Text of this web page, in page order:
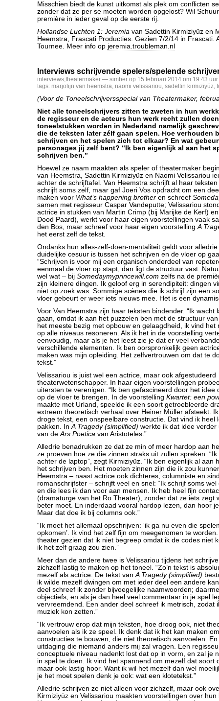
Misschien biedt de kunst uitkomst als plek om conflicten
zonder dat ze per se moeten worden opgelost? Wil
première in ieder geval op de eerste rij.
Hollandse Luchten 1: Jeremia van Sadettin Kirmiziyüz en
Heemstra, Frascati Producties. Gezien 7/2/14 in Frascati.
Tournee. Meer info op jeremia.troubleman.nl
Interviews schrijvende spelers/spelende
interviews,theatermaker — simber op 15 februari 2014 om 19:43 uur
tags: marjolijn van heemstra, naomi velissariou, sadettin kirmiziyüz,
(Voor de Toneelschrijversspecial van Theatermaker,
Niet alle toneelschrijvers zitten te zweten in hun
de regisseur en de acteurs hun werk recht zullen
toneelstukken worden in Nederland namelijk
die de teksten later zélf gaan spelen. Hoe verhouden
schrijven en het spelen zich tot elkaar? En wat
personages jij zelf bent? “Ik ben eigenlijk al aan het
schrijven ben.”
Hoewel ze naam maakten als speler of theatermaker
van Heemstra, Sadettin Kirmiziyüz en Naomi Velissariou
achter de schrijftafel. Van Heemstra schrijft al haar
schrijft soms zelf, maar gaf Joeri Vos opdracht om een
maken voor What’s happening brother en schreef
samen met regisseur Caspar Vandeputte; Velissariou
actrice in stukken van Martin Crimp (bij Marijke de Kerf)
Dood Paard), werkt voor haar eigen voorstellingen vaak
den Bos, maar schreef voor haar eigen voorstellingA
het eerst zelf de tekst.
Ondanks hun alles-zelf-doen-mentaliteit geldt voor
duidelijke cesuur is tussen het schrijven en de vloer op
“Schrijven is voor mij een organisch onderdeel van
eenmaal de vloer op stapt, dan ligt de structuur vast.
wel wat – bij Somedaymyprincewill.com zelfs na de
zijn kleinere dingen. Ik geloof erg in serendipiteit: dingen
niet op zoek was. Sommige scènes die ik schrijf zijn een
vloer gebeurt er weer iets nieuws mee. Het is een
Voor Van Heemstra zijn haar teksten bindender. “Ik wacht
gaan, omdat ik aan het puzzelen ben met de structuur
het meeste bezig met opbouw en gelaagdheid, ik vind het
op alle niveaus resoneren. Als ik het in de voorstelling
eenvoudig, maar als je het leest zie je dat er veel
verschillende elementen. Ik ben oorspronkelijk geen
maken was mijn opleiding. Het zelfvertrouwen om dat te
tekst.”
Velissariou is juist wel een actrice, maar ook afgestudeerd
theaterwetenschapper. In haar eigen voorstellingen
uitersten te verenigen. “Ik ben gefascineerd door het idee
op de vloer te brengen. In de voorstelling Kwartet: een
maakte met Urland, speelde ik een soort getroebleerde
extreem theoretisch verhaal over Heiner Müller afsteekt.
droge tekst, een onspeelbare constructie. Dat vind ik heel
pakken. InA Tragedy (simplified) werkte ik dat idee verder
van deArs Poetica van Aristoteles.”
Alledrie benadrukken ze dat ze min of meer hardop aan
ze proeven hoe ze die zinnen straks uit zullen spreken.
achter de laptop”, zegt Kirmiziyüz. “Ik ben eigenlijk al aan
het schrijven ben. Het moeten zinnen zijn die ik zou
Heemstra – naast actrice ook dichteres, columniste en
romanschrijfster – schrijft veel en snel: “Ik schrijf soms
en die lees ik dan voor aan mensen. Ik heb heel fijn
(dramaturge van het Ro Theater), zonder dat ze iets zegt
beter moet. En inderdaad vooral hardop lezen, dan hoor
Maar dat doe ik bij columns ook.”
“Ik moet het allemaal opschrijven: ‘ik ga nu even die
opkomen’. Ik vind het zelf fijn om meegenomen te
theater gezien dat ik niet begreep omdat ik de codes niet
ik het zelf graag zou zien.”
Meer dan de andere twee is Velissariou tijdens het
zichzelf lastig te maken op het toneel. “Zo’n tekst is
mezelf als actrice. De tekst vanA Tragedy (simplified)
ik wilde mezelf dwingen om met ieder deel een andere
deel schreef ik zonder bijvoegelijke naamwoorden;
objectiefs, en als je dan heel veel commentaar in je spel
vervreemdend. Een ander deel schreef ik metrisch, zodat
muziek kon zetten.”
“Ik vertrouw erop dat mijn teksten, hoe droog ook, niet
aanvoelen als ik ze speel. Ik denk dat ik het kan maken
constructies te bouwen, die niet theoretisch aanvoelen.
uitdaging die niemand anders mij zal vragen. Een
conceptuele niveau nadenkt lost dat op in vorm, en zal je
in spel te doen. Ik vind het spannend om mezelf dat soort
maar ook lastig hoor. Want ik wil het mezelf dan wel
je het moet spelen denk je ook: wat een klotetekst.”
Alledrie schrijven ze niet alleen voor zichzelf, maar ook
Kirmiziyüz en Velissariou maakten voorstellingen over hun